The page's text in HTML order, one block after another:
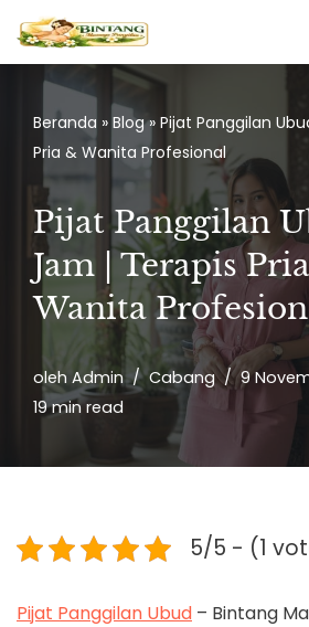
Lompat
konten
Beranda » Blog» Pijat Panggilan
Pria & Wanita Profesional
Pijat Panggilan
Jam | Terapis
Wanita
oleh Admin Cabang
9
19 min read
5/5 - (1
Pijat Panggilan Ubud – Bintang